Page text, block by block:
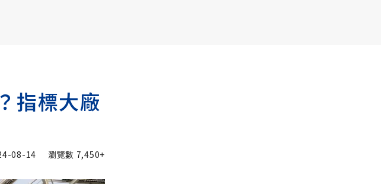
指標大廠
08-14 瀏覽數 7,450+